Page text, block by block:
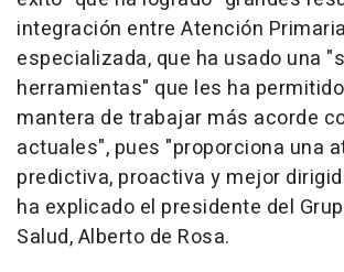
integración entre Atención
especializada, que ha usado una
herramientas" que les ha
mantera de trabajar más acorde
actuales", pues "proporciona una
predictiva, proactiva y mejor
ha explicado el presidente del
Salud, Alberto de Rosa.